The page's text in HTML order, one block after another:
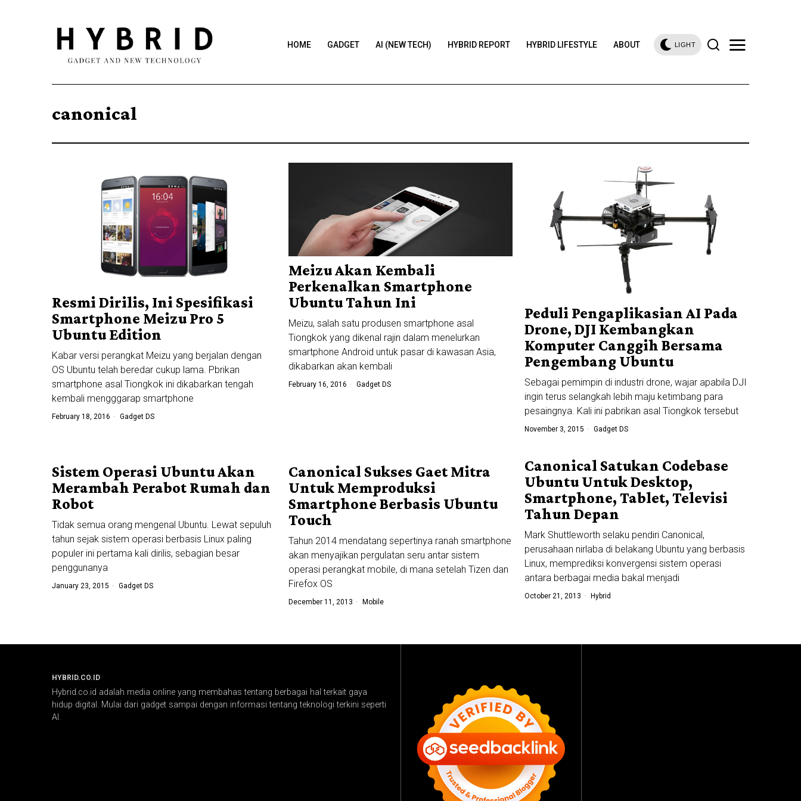
HOME GADGET AI (NEW TECH) HYBRID REPORT HYBRID LIFESTYLE ABOUT LIGHT
canonical
Resmi Dirilis, Ini Spesifikasi
Smartphone Meizu Pro 5
Ubuntu Edition
Kabar versi perangkat Meizu yang berjalan dengan
OS Ubuntu telah beredar cukup lama. Pbrikan
smartphone asal Tiongkok ini dikabarkan tengah
kembali mengggarap smartphone
February 18, 2016 Gadget DS
Meizu Akan Kembali
Perkenalkan Smartphone
Ubuntu Tahun Ini
Meizu, salah satu produsen smartphone asal
Tiongkok yang dikenal rajin dalam menelurkan
smartphone Android untuk pasar di kawasan Asia,
dikabarkan akan kembali
February 16, 2016 Gadget DS
Peduli Pengaplikasian AI Pada
Drone, DJI Kembangkan
Komputer Canggih Bersama
Pengembang Ubuntu
Sebagai pemimpin di industri drone, wajar apabila DJI
ingin terus selangkah lebih maju ketimbang para
pesaingnya. Kali ini pabrikan asal Tiongkok tersebut
November 3, 2015 Gadget DS
Sistem Operasi Ubuntu Akan
Merambah Perabot Rumah dan
Robot
Tidak semua orang mengenal Ubuntu. Lewat sepuluh
tahun sejak sistem operasi berbasis Linux paling
populer ini pertama kali dirilis, sebagian besar
penggunanya
January 23, 2015 Gadget DS
Canonical Sukses Gaet Mitra
Untuk Memproduksi
Smartphone Berbasis Ubuntu
Touch
Tahun 2014 mendatang sepertinya ranah smartphone
akan menyajikan pergulatan seru antar sistem
operasi perangkat mobile, di mana setelah Tizen dan
Firefox OS
December 11, 2013 Mobile
Canonical Satukan Codebase
Ubuntu Untuk Desktop,
Smartphone, Tablet, Televisi
Tahun Depan
Mark Shuttleworth selaku pendiri Canonical,
perusahaan nirlaba di belakang Ubuntu yang berbasis
Linux, memprediksi konvergensi sistem operasi
antara berbagai media bakal menjadi
October 21, 2013 Hybrid
HYBRID.CO.ID
Hybrid.co.id adalah media online yang membahas tentang berbagai hal terkait gaya
hidup digital. Mulai dari gadget sampai dengan informasi tentang teknologi terkini seperti
AI.